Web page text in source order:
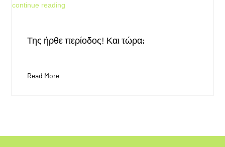
May 30, 2026
Της ήρθε περίοδος! Και τώρα;
Read More
continue reading